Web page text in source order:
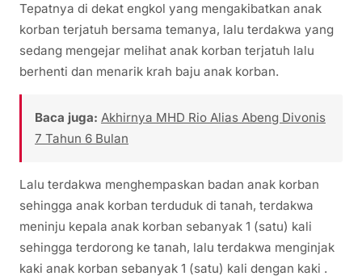
Tepatnya di dekat engkol yang mengakibatkan anak
korban terjatuh bersama temanya, lalu terdakwa yang
sedang mengejar melihat anak korban terjatuh lalu
berhenti dan menarik krah baju anak korban.
Baca juga: Akhirnya MHD Rio Alias Abeng Divonis
7 Tahun 6 Bulan
Lalu terdakwa menghempaskan badan anak korban
sehingga anak korban terduduk di tanah, terdakwa
meninju kepala anak korban sebanyak 1 (satu) kali
sehingga terdorong ke tanah, lalu terdakwa menginjak
kaki anak korban sebanyak 1 (satu) kali dengan kaki .